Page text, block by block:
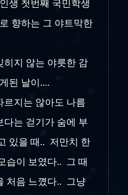
생 첫번째 국민학생
향하는 그 야트막한
지 않는 야릇한 감
된 날이....
르지는 않아도 나름
다는 걷기가 숨에 부
있을 때.. 저만치 한
습이 보였다.. 그 때
처음 느꼈다.. 그냥